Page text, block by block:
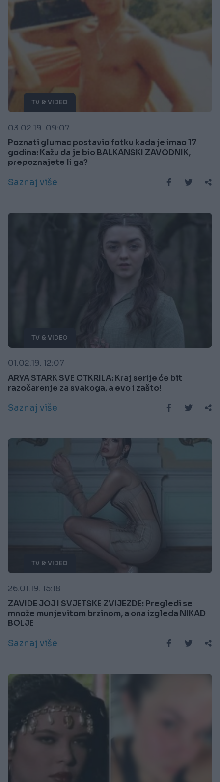
TV & VIDEO
03.02.19. 09:07
Poznati glumac postavio fotku kada je imao 17
godina: Kažu da je bio BALKANSKI ZAVODNIK,
prepoznajete li ga?
Saznaj više
TV & VIDEO
01.02.19. 12:07
ARYA STARK SVE OTKRILA: Kraj serije će bit
razočarenje za svakoga, a evo i zašto!
Saznaj više
TV & VIDEO
26.01.19. 15:18
ZAVIDE JOJ I SVJETSKE ZVIJEZDE: Pregledi se
množe munjevitom brzinom, a ona izgleda NIKAD
BOLJE
Saznaj više